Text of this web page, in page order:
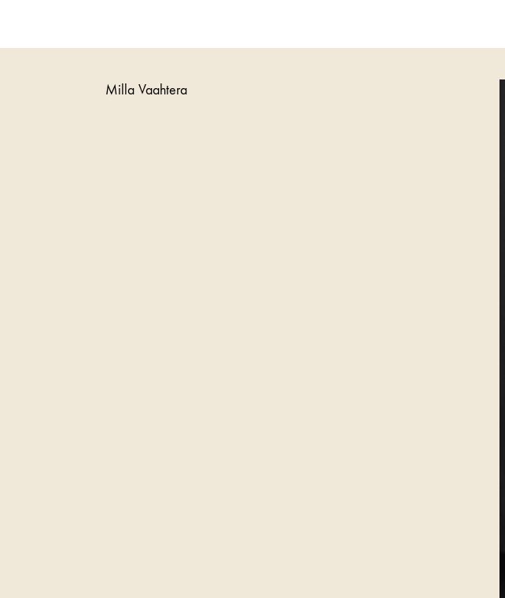
Milla Vaahtera